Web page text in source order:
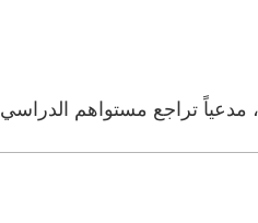
تراجع مستواهم الدراسي